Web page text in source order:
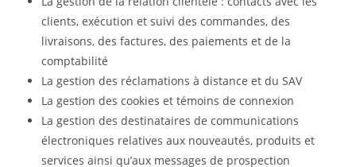
clients, exécution et suivi des commandes, des
livraisons, des factures, des paiements et de la
comptabilité
La gestion des réclamations à distance et du SAV
La gestion des cookies et témoins de connexion
La gestion des destinataires de communications
électroniques relatives aux nouveautés, produits et
services ainsi qu’aux messages de prospection